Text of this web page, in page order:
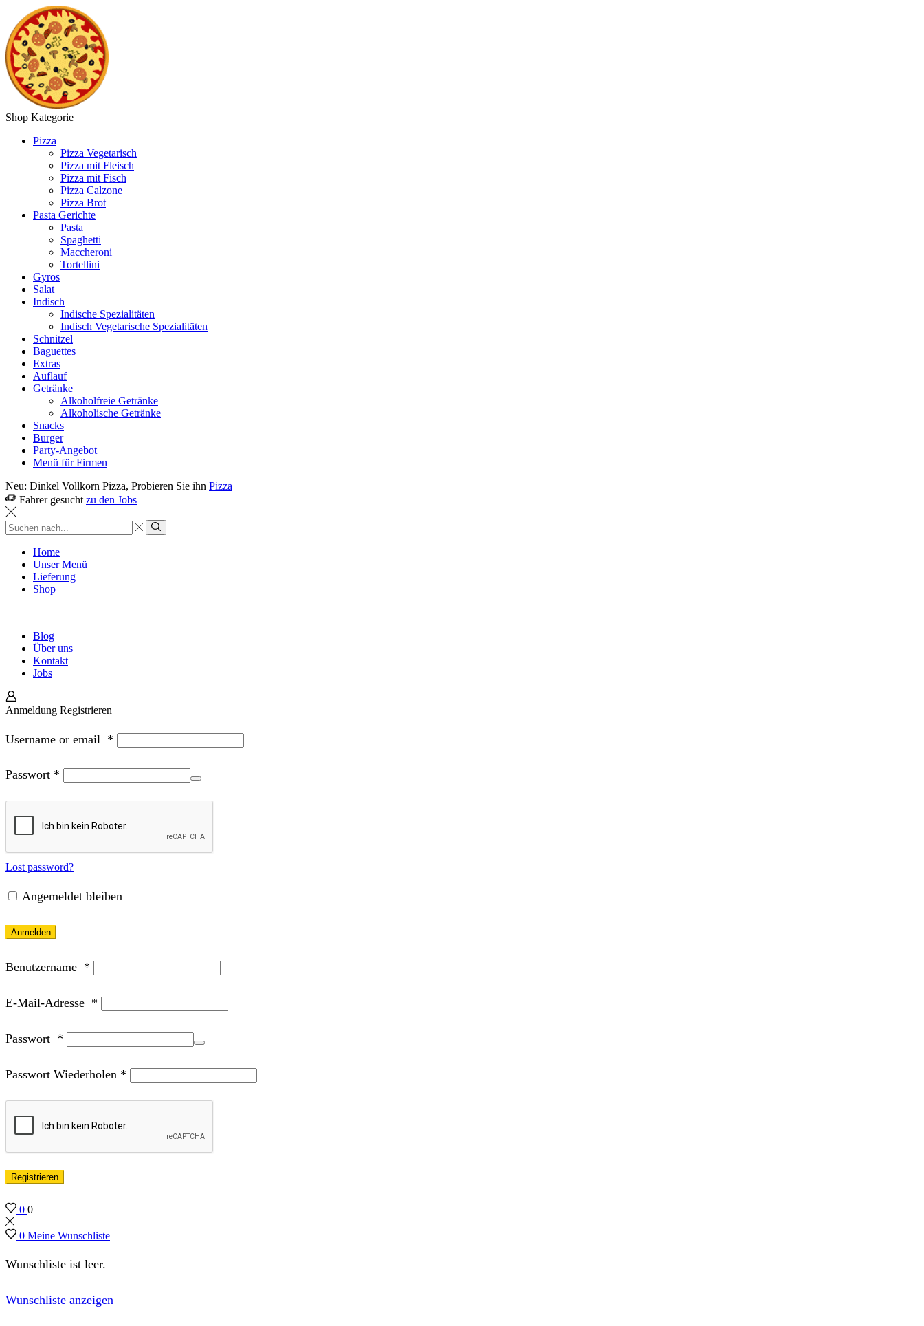
Shop Kategorie
Pizza
Pizza Vegetarisch
Pizza mit Fleisch
Pizza mit Fisch
Pizza Calzone
Pizza Brot
Pasta Gerichte
Pasta
Spaghetti
Maccheroni
Tortellini
Gyros
Salat
Indisch
Indische Spezialitäten
Indisch Vegetarische Spezialitäten
Schnitzel
Baguettes
Extras
Auflauf
Getränke
Alkoholfreie Getränke
Alkoholische Getränke
Snacks
Burger
Party-Angebot
Menü für Firmen
Neu: Dinkel Vollkorn Pizza, Probieren Sie ihn Pizza
Fahrer gesucht zu den Jobs
Sucheingabe
Suche
Home
Unser Menü
Lieferung
Shop
Blog
Über uns
Kontakt
Jobs
Anmeldung Registrieren
Username or email *
Passwort *
Lost password?
Angemeldet bleiben
Anmelden
Benutzername *
E-Mail-Adresse *
Passwort *
Passwort Wiederholen *
Registrieren
0 0
0 Meine Wunschliste
Wunschliste ist leer.
Wunschliste anzeigen